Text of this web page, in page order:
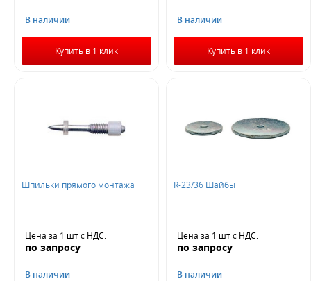
В наличии
Купить в 1 клик
В наличии
Купить в 1 клик
Шпильки прямого монтажа
Цена за 1 штс НДС:
по запросу
В наличии
R-23/36 Шайбы
Цена за 1 штс НДС:
по запросу
В наличии